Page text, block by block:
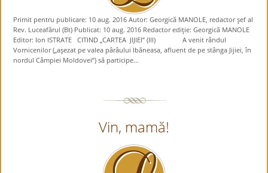
Primit pentru publicare: 10 aug. 2016 Autor: Georgică MANOLE, redactor şef al
Rev. Luceafărul (Bt) Publicat: 10 aug. 2016 Redactor ediţie: Georgică MANOLE
Editor: Ion ISTRATE CITIND „CARTEA JIJIEI” (III) A venit rândul
Vornicenilor („aşezat pe valea pârâului Ibăneasa, afluent de pe stânga Jijiei, în
nordul Câmpiei Moldovei”) să participe...
Vin, mamă!